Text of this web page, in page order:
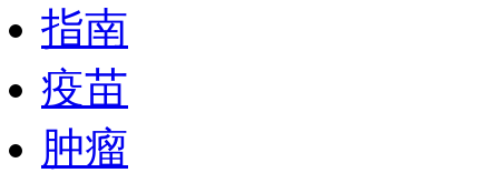
指南
疫苗
肿瘤